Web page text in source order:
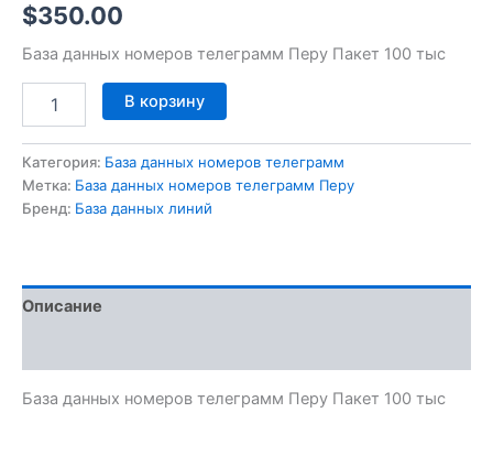
$350.00
База данных номеров телеграмм Перу Пакет 100 тыс
В корзину
Категория: База данных номеров телеграмм
Метка: База данных номеров телеграмм Перу
Бренд: База данных линий
Описание
База данных номеров телеграмм Перу Пакет 100 тыс